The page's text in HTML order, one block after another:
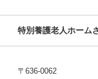
特別養護老人ホーム
〒636-0062